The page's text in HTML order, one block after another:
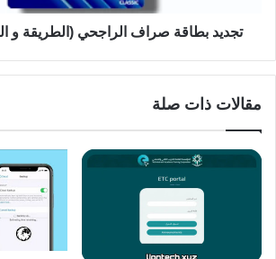
تجديد بطاقة صراف الراجحي (الطريقة و
مقالات ذات صلة